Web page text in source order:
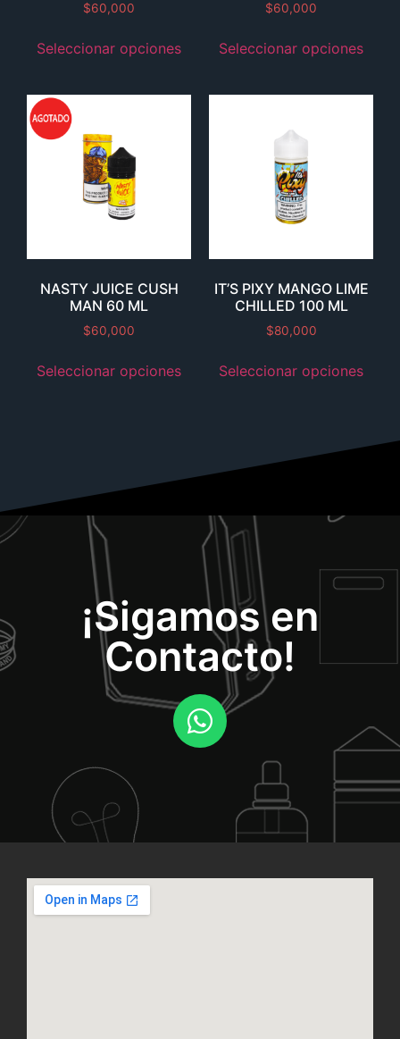
$60,000
Seleccionar opciones
$60,000
Seleccionar opciones
NASTY JUICE CUSH
MAN 60 ML
$60,000
Seleccionar opciones
IT’S PIXY MANGO LIME
CHILLED 100 ML
$80,000
Seleccionar opciones
¡Sigamos en
Contacto!